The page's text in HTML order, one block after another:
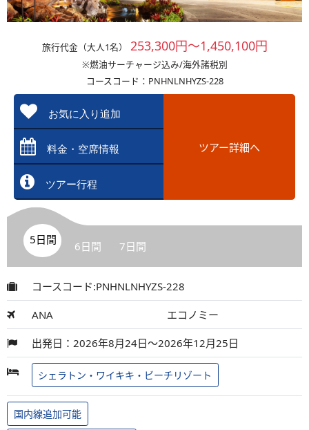
旅行代金（大人1名） 253,300円～1,450,100円
※燃油サーチャージ込み/海外諸税別
コースコード：PNHNLNHYZS-228
お気に入り追加
料金・空席情報
ツアー行程
ツアー詳細へ
5日間 6日間 7日間
コースコード:PNHNLNHYZS-228
ANA エコノミー
出発日：2026年8月24日～2026年12月25日
シェラトン・ワイキキ・ビーチリゾート
国内線追加可能